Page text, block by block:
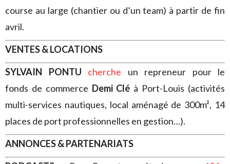
course au large (chantier ou d’un team) à partir de fin
avril.
VENTES & LOCATIONS
SYLVAIN PONTU cherche un repreneur pour le
fonds de commerce Demi Clé à Port-Louis (activités
multi-services nautiques, local aménagé de 300m², 14
places de port professionnelles en gestion…).
ANNONCES & PARTENARIATS